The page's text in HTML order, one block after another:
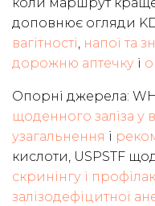
доповнює огляди
вагітності, напої та
дорожню аптечку і
Опорні джерела:
щоденного заліза у
узагальнення і
кислоти, USPSTF
скринінгу і
залізодефіцитної